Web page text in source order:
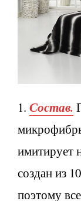
1. Состав.
имитирует
создан из
поэтому